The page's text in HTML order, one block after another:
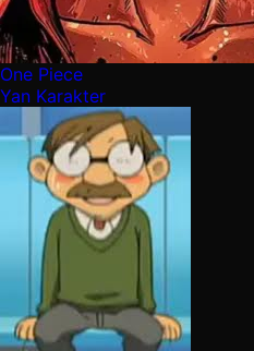
One Piece
Yan Karakter